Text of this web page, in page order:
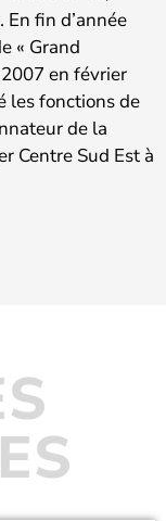
En fin d’année
« Grand
en février
les fonctions de
de la
Centre Sud Est à